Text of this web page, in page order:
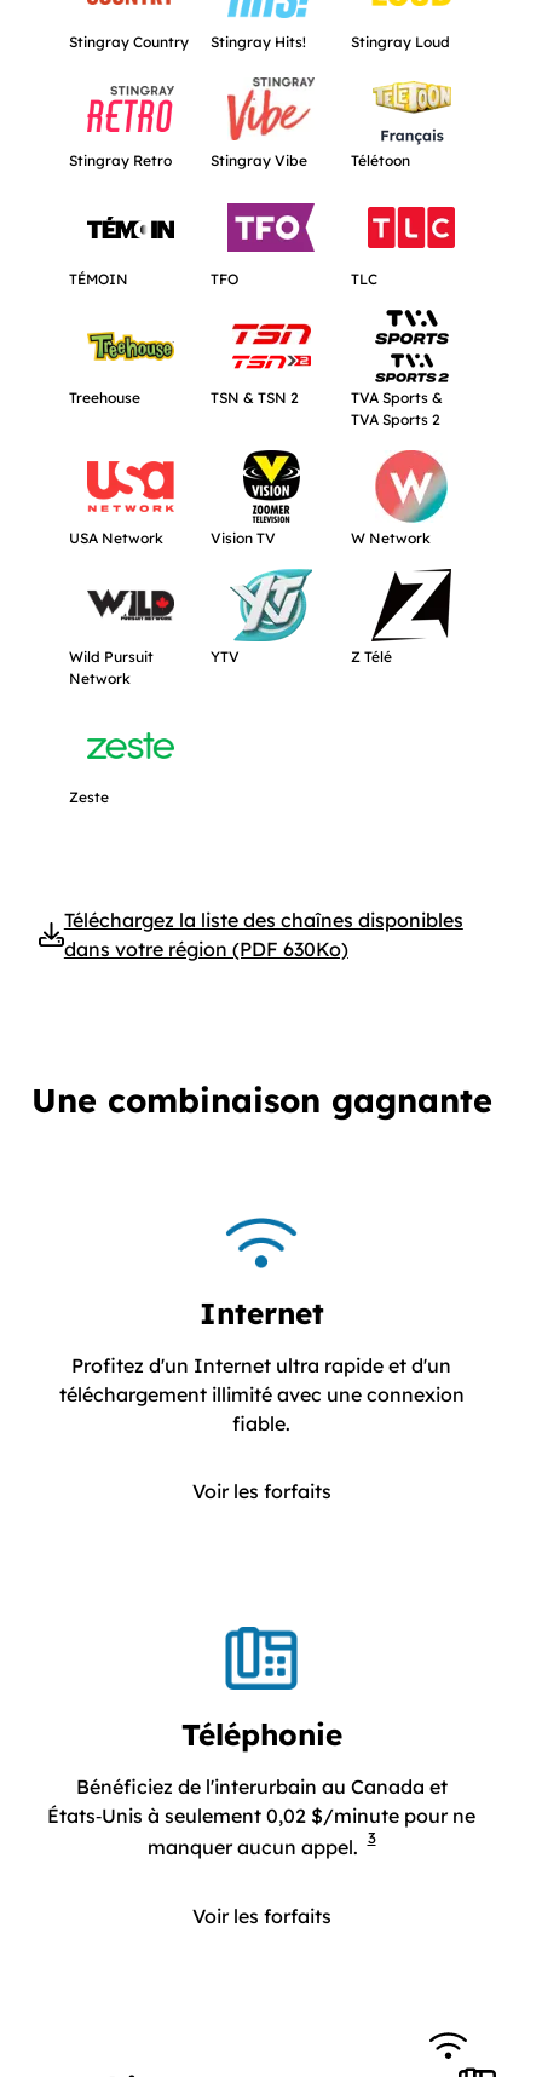
Stingray Country Stingray Hits! Stingray Loud
Stingray Retro
Obtenir plus d'informations à propos de Stingray Retro.
Stingray Vibe
Obtenir plus d'informations à propos
Télétoon
Obtenir plus
TÉMOIN
Obtenir plus d'informations à propos de TÉMOIN.
TFO
Obtenir plus d'informations à propos
TLC
Obtenir plus
Treehouse
Obtenir plus d'informations à propos de Treehouse.
TSN & TSN 2
Obtenir plus d'informations à propos
TVA Sports &
TVA Sports 2
Obtenir plus
USA Network
Obtenir plus d'informations à propos de USA Network.
Vision TV
Obtenir plus d'informations à propos
W Network
Obtenir plus
Wild Pursuit
Network
Obtenir plus d'informations à propos de Wild Pursuit
YTV
Obtenir plus d'informations à propos
Z Télé
Obtenir plus
Zeste
Obtenir plus d'informations à propos de Zeste.
Téléchargez la liste des chaînes disponibles
dans votre région (PDF 630Ko)
Une combinaison gagnante
Internet
Profitez d'un Internet ultra rapide et d'un
téléchargement illimité avec une connexion
fiable.
Voir les forfaits
Téléphonie
Bénéficiez de l'interurbain au Canada et
États‑Unis à seulement 0,02 $/minute pour ne
manquer aucun appel. Bénéficiez de
3
Voir les forfaits